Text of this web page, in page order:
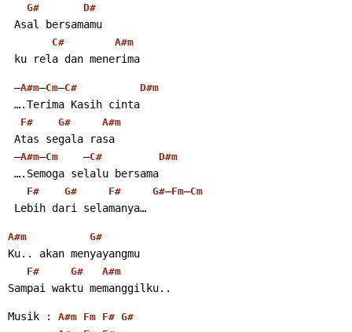
G# D#
Asal bersamamu
C# A#m
ku rela dan menerima
–A#m–Cm–C# D#m
….Terima Kasih cinta
F# G# A#m
Atas segala rasa
–A#m–Cm
    –
C# D#m
….Semoga selalu bersama
F# G# F# G#–Fm–Cm
Lebih dari selamanya…
A#m G#
Ku.. akan menyayangmu
F# G# A#m
Sampai waktu memanggilku..
Musik : A#m Fm F# G#